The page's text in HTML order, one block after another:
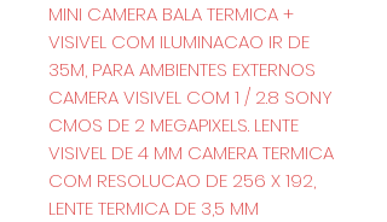
MINI CAMERA BALA TERMICA +
VISIVEL COM ILUMINACAO IR DE
35M, PARA AMBIENTES EXTERNOS
CAMERA VISIVEL COM 1 / 2.8 SONY
CMOS DE 2 MEGAPIXELS. LENTE
VISIVEL DE 4 MM CAMERA TERMICA
COM RESOLUCAO DE 256 X 192,
LENTE TERMICA DE 3,5 MM